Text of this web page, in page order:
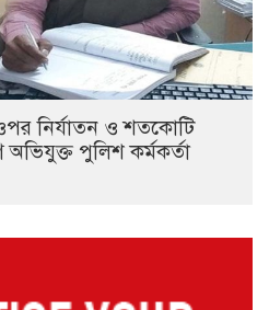
নির্যাতন ও শতকোটি
অভিযুক্ত পুলিশ কর্মকর্তা